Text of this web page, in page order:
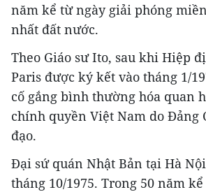
năm kể từ ngày giải phóng
nhất đất nước.
Theo Giáo sư Ito, sau khi Hiệp
Paris được ký kết vào tháng 1/
cố gắng bình thường hóa quan
chính quyền Việt Nam do Đảng
đạo.
Đại sứ quán Nhật Bản tại Hà
tháng 10/1975. Trong 50 năm